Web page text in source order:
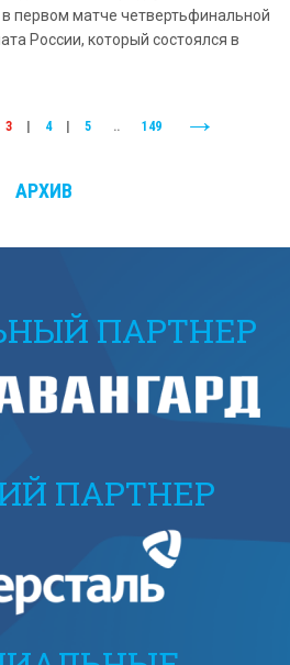
в первом матче четвертьфинальной
России, который состоялся в
3 4 5 .. 149
АРХИВ
ПАРТНЕР
ПАРТНЕР